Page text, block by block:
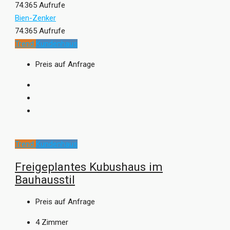
74.365 Aufrufe
Bien-Zenker
74.365 Aufrufe
Trend Kundenhaus
Preis auf Anfrage
Trend Kundenhaus
Freigeplantes Kubushaus im
Bauhausstil
Preis auf Anfrage
4 Zimmer